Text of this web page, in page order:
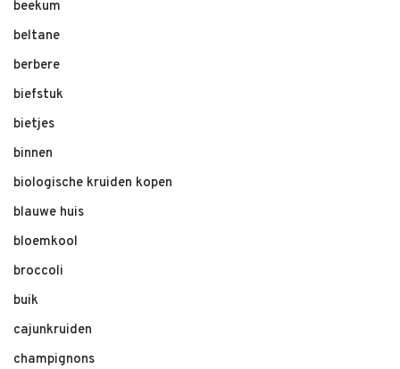
beekum
beltane
berbere
biefstuk
bietjes
binnen
biologische kruiden kopen
blauwe huis
bloemkool
broccoli
buik
cajunkruiden
champignons